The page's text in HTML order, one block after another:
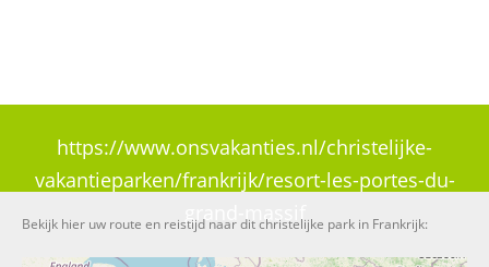
https://www.onsvakanties.nl/christelijke-
vakantieparken/frankrijk/resort-les-portes-du-
grand-massif
Bekijk hier uw route en reistijd naar dit christelijke park in Frankrijk: